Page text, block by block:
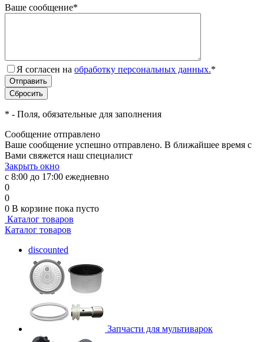
Ваше сообщение*
Я согласен на обработку персональных данных.*
* - Поля, обязательные для заполнения
Сообщение отправлено
Ваше сообщение успешно отправлено. В ближайшее время с
Вами свяжется наш специалист
Закрыть окно
с 8:00 до 17:00 ежедневно
0
0
0 В корзине пока пусто
Каталог товаров
Каталог товаров
discounted
Запчасти для мультиварок